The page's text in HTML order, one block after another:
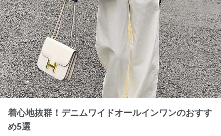
着心地抜群！デニムワイドオールインワンのおすす
め5選